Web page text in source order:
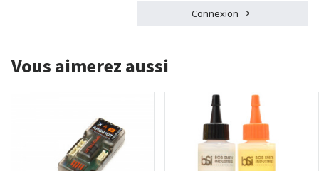
Connexion
Vous aimerez aussi